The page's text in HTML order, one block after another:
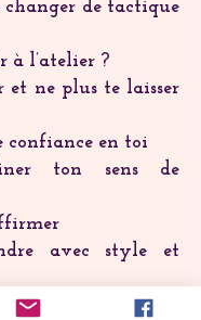
changer de tactique
à l’atelier ?
et ne plus te laisser
confiance en toi
ton sens de
avec style et